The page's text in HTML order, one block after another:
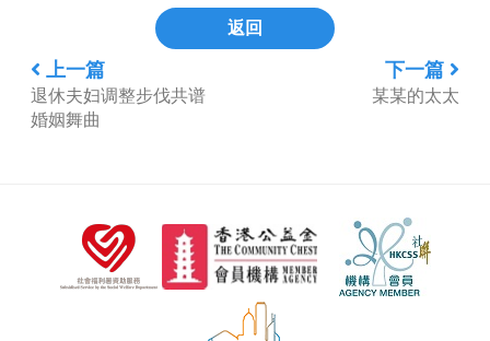
上一篇
退休夫妇调整步伐共谱
婚姻舞曲
返回
下一篇
某某的太太